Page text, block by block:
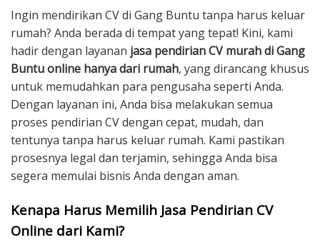
Ingin mendirikan CV di Gang Buntu tanpa harus keluar
rumah? Anda berada di tempat yang tepat! Kini, kami
hadir dengan layanan jasa pendirian CV murah di Gang
Buntu online hanya dari rumah, yang dirancang khusus
untuk memudahkan para pengusaha seperti Anda.
Dengan layanan ini, Anda bisa melakukan semua
proses pendirian CV dengan cepat, mudah, dan
tentunya tanpa harus keluar rumah. Kami pastikan
prosesnya legal dan terjamin, sehingga Anda bisa
segera memulai bisnis Anda dengan aman.
Kenapa Harus Memilih Jasa Pendirian CV
Online dari Kami?